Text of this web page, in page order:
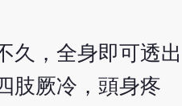
久，全身即可透出
肢厥冷，頭身疼